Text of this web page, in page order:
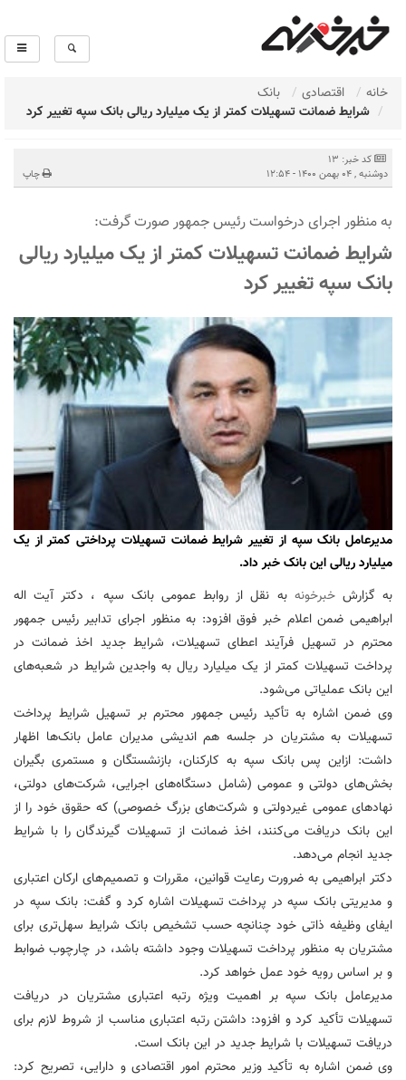
خانه اقتصادی
بانک
شرایط ضمانت تسهیلات کمتر از یک میلیارد ریالی بانک سپه تغییر کرد
کد خبر: 13
دوشنبه , 04 بهمن 1400 - 12:54
چاپ
به منظور اجرای درخواست رئیس جمهور صورت گرفت:
شرایط ضمانت تسهیلات کمتر از یک میلیارد ریالی
بانک سپه تغییر کرد
مدیرعامل بانک سپه از تغییر شرایط ضمانت تسهیلات پرداختی کمتر از یک
میلیارد ریالی این بانک خبر داد.
به گزارشخبرخونه به نقل از روابط عمومی بانک سپه ، دکتر آیت اله
ابراهیمی ضمن اعلام خبر فوق افزود: به منظور اجرای تدابیر رئیس جمهور
محترم در تسهیل فرآیند اعطای تسهیلات، شرایط جدید اخذ ضمانت در
پرداخت تسهیلات کمتر از یک میلیارد ریال به واجدین شرایط در شعبه‌های
این بانک عملیاتی می‌شود.
وی ضمن اشاره به تأکید رئیس جمهور محترم بر تسهیل شرایط پرداخت
تسهیلات به مشتریان در جلسه هم اندیشی مدیران عامل بانک‌ها اظهار
داشت: ازاین پس بانک سپه به کارکنان، بازنشستگان و مستمری بگیران
بخش‌های دولتی و عمومی (شامل دستگاه‌های اجرایی، شرکت‌های دولتی،
نهادهای عمومی غیردولتی و شرکت‌های بزرگ خصوصی) که حقوق خود را از
این بانک دریافت می‌کنند، اخذ ضمانت از تسهیلات گیرندگان را با شرایط
جدید انجام می‌دهد.
دکتر ابراهیمی به ضرورت رعایت قوانین، مقررات و تصمیم‌های ارکان اعتباری
و مدیریتی بانک سپه در پرداخت تسهیلات اشاره کرد و گفت: بانک سپه در
ایفای وظیفه ذاتی خود چنانچه حسب تشخیص بانک شرایط سهل‌تری برای
مشتریان به منظور پرداخت تسهیلات وجود داشته باشد، در چارچوب ضوابط
و بر اساس رویه خود عمل خواهد کرد.
مدیرعامل بانک سپه بر اهمیت ویژه رتبه اعتباری مشتریان در دریافت
تسهیلات تأکید کرد و افزود: داشتن رتبه اعتباری مناسب از شروط لازم برای
دریافت تسهیلات با شرایط جدید در این بانک است.
وی ضمن اشاره به تأکید وزیر محترم امور اقتصادی و دارایی، تصریح کرد: